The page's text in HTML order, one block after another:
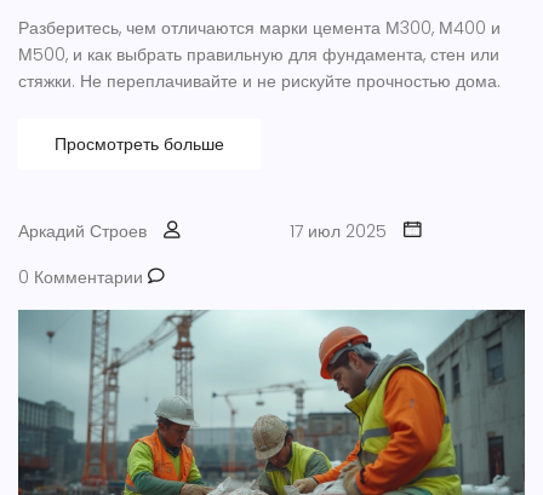
Разберитесь, чем отличаются марки цемента М300, М400 и
М500, и как выбрать правильную для фундамента, стен или
стяжки. Не переплачивайте и не рискуйте прочностью дома.
Просмотреть больше
Аркадий Строев
17 июл 2025
0 Комментарии